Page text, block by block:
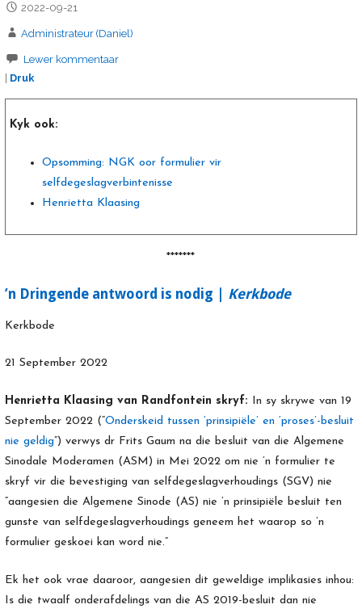
2022-09-21
Administrateur (Daniel)
Lewer kommentaar
| Druk
Kyk ook:
Opsomming: NGK oor formulier vir
selfdegeslagverbintenisse
Henrietta Klaasing
*******
’n Dringende antwoord is nodig | Kerkbode
Kerkbode
21 September 2022
Henrietta Klaasing van Randfontein skryf: In sy skrywe van 19
September 2022 (“Onderskeid tussen ‘prinsipiële’ en ‘proses’-besluit
nie geldig”) verwys dr Frits Gaum na die besluit van die Algemene
Sinodale Moderamen (ASM) in Mei 2022 om nie ’n formulier te
skryf vir die bevestiging van selfdegeslagverhoudings (SGV) nie
“aangesien die Algemene Sinode (AS) nie ’n prinsipiële besluit ten
gunste van selfdegeslagverhoudings geneem het waarop so ’n
formulier geskoei kan word nie.”
Ek het ook vrae daaroor, aangesien dit geweldige implikasies inhou:
Is die twaalf onderafdelings van die AS 2019-besluit dan nie